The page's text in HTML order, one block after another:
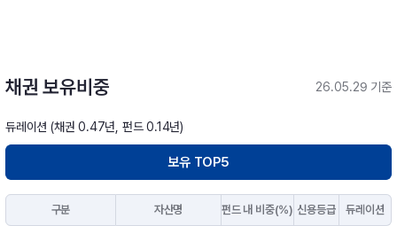
채권 보유비중 26.05.29 기준
듀레이션 (채권 0.47년, 펀드 0.14년)
보유 TOP5
구분 자산명 펀드 내 비중(%) 신용등급 듀레이션